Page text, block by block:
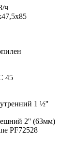
ч
45
1 ½''
2'' (63мм)
PF72528